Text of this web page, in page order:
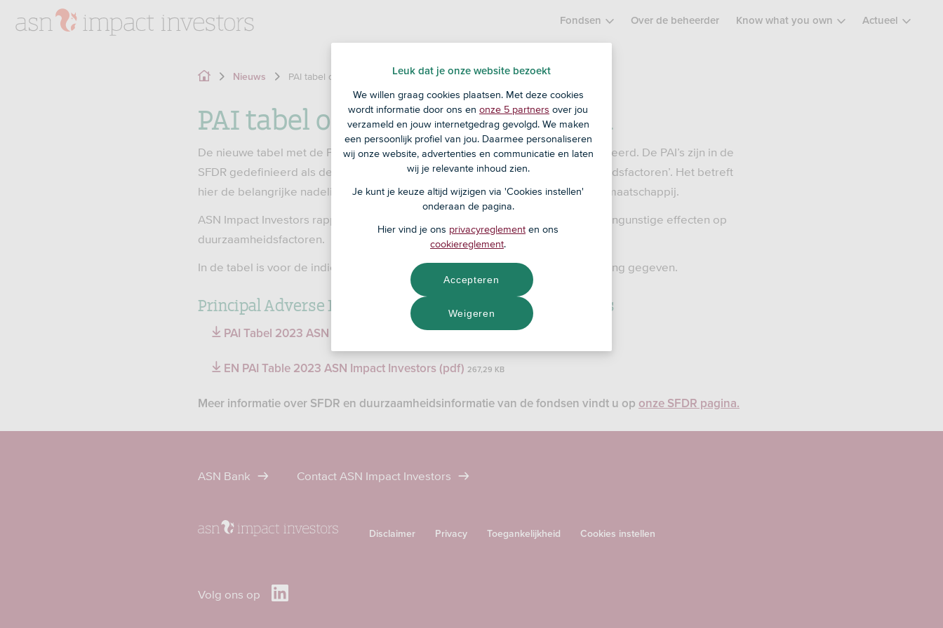
Fondsen Over de beheerder Know what you own Actueel
Nieuws PAI tabel over 2023 gepubliceerd
PAI tabel over 2023 gepubliceerd
De nieuwe tabel met de Principal Adverse Impacts (PAI’s) over 2023 is gepubliceerd. De PAI’s zijn in de
SFDR gedefinieerd als de ‘belangrijkste ongunstigste effecten op duurzaamheidsfactoren’. Het betreft
hier de belangrijke nadelige gevolgen van beleggingen voor het milieu en de maatschappij.
ASN Impact Investors rapporteert voor de tweede keer over de belangrijkste ongunstige effecten op
duurzaamheidsfactoren.
In de tabel is voor de indicatoren waar dit nodig voor werd geacht, een toelichting gegeven.
Principal Adverse Impacts tabel van ASN Impact Investors
PAI Tabel 2023 ASN Impact Investors (pdf)
EN PAI Table 2023 ASN Impact Investors (pdf) 267,29 KB
Meer informatie over SFDR en duurzaamheidsinformatie van de fondsen vindt u op onze SFDR pagina.
ASN Bank Contact ASN Impact Investors
Disclaimer Privacy Toegankelijkheid Cookies instellen
Volg ons op
Leuk dat je onze website bezoekt
We willen graag cookies plaatsen. Met deze cookies
wordt informatie door ons en onze 5 partners over jou
verzameld en jouw internetgedrag gevolgd. We maken
een persoonlijk profiel van jou. Daarmee personaliseren
wij onze website, advertenties en communicatie en laten
wij je relevante inhoud zien.
Je kunt je keuze altijd wijzigen via 'Cookies instellen'
onderaan de pagina.
Hier vind je ons privacyreglement en ons
cookiereglement.
Weigeren
Accepteren